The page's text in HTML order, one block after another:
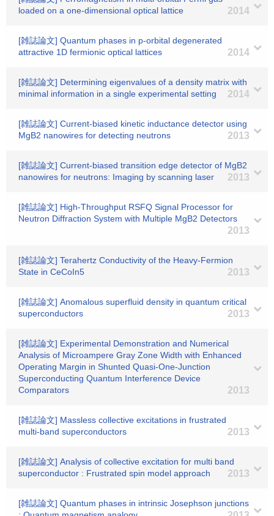
loaded on a one-dimensional optical lattice
2014
[雑誌論文] Quantum phases in p-orbital degenerated
attractive 1D fermionic optical lattices
2014
[雑誌論文] Determining eigenvalues of a density matrix with
minimal information in a single experimental setting
2014
[雑誌論文] Current-biased kinetic inductance detector using
MgB2 nanowires for detecting neutrons
2013
[雑誌論文] Current-biased transition edge detector of MgB2
nanowires for neutrons: Imaging by scanning laser
2013
[雑誌論文] High-Throughput RSFQ Signal Processor for
Neutron Diffraction System with Multiple MgB2 Detectors
2013
[雑誌論文] Terahertz Conductivity of the Heavy-Fermion
State in CeCoIn5
2013
[雑誌論文] Anomalous superfluid density in quantum critical
superconductors
2013
[雑誌論文] Experimental Demonstration and Numerical
Analysis of Microampere Gray Zone Width with Enhanced
Operating Margin in Shunted Quasi-One-Junction
Superconducting Quantum Interference Device
Comparators
2013
[雑誌論文] Massless collective excitations in frustrated
multi-band superconductors
2013
[雑誌論文] Analysis of collective excitation for multi band
superconductor : Frustrated spin model approach
2013
[雑誌論文] Quantum phases in intrinsic Josephson junctions